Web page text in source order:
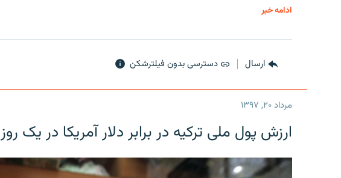
ادامه خبر
ارسال دسترسی بدون فیلترشکن
مرداد ۲۰, ۱۳۹۷
ارزش پول ملی ترکیه در برابر دلار آمریکا در یک روز ۱۸ درصد سقوط کرد